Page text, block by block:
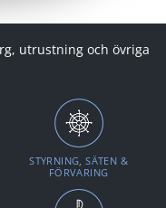
utrustning och övriga
STYRNING, SÄTEN &
FÖRVARING